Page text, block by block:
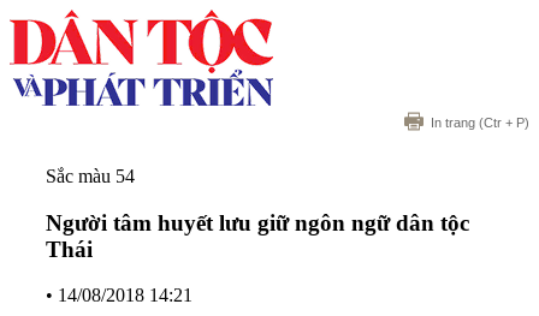
In trang (Ctr + P)
Sắc màu 54
Người tâm huyết lưu giữ ngôn ngữ dân tộc
Thái
• 14/08/2018 14:21